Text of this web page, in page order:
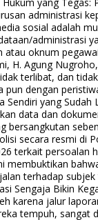
administrasi
sosial adalah
administrasi
atau oknum
H. Agung
terlibat, dan
pun dengan
Sendiri yang Sudah
data dan
bersangkutan
secara resmi di
terkait persoalan
membuktikan
terhadap
Sengaja Bikin
karena jalur
tempuh, sangat